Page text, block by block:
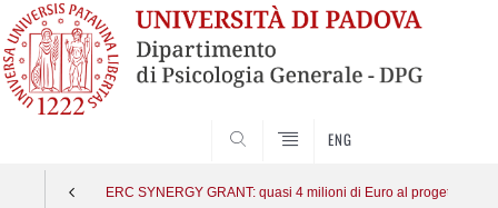
ENG
ERC SYNERGY GRANT: quasi 4 milioni di Euro al progetto FLAP